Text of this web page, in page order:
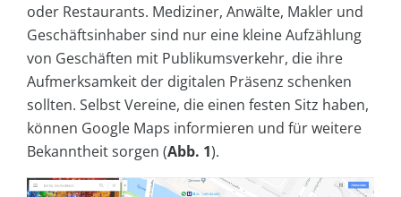
oder Restaurants. Mediziner, Anwälte, Makler und
Geschäftsinhaber sind nur eine kleine Aufzählung
von Geschäften mit Publikumsverkehr, die ihre
Aufmerksamkeit der digitalen Präsenz schenken
sollten. Selbst Vereine, die einen festen Sitz haben,
können Google Maps informieren und für weitere
Bekanntheit sorgen (Abb. 1).